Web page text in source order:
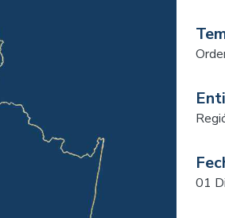
01